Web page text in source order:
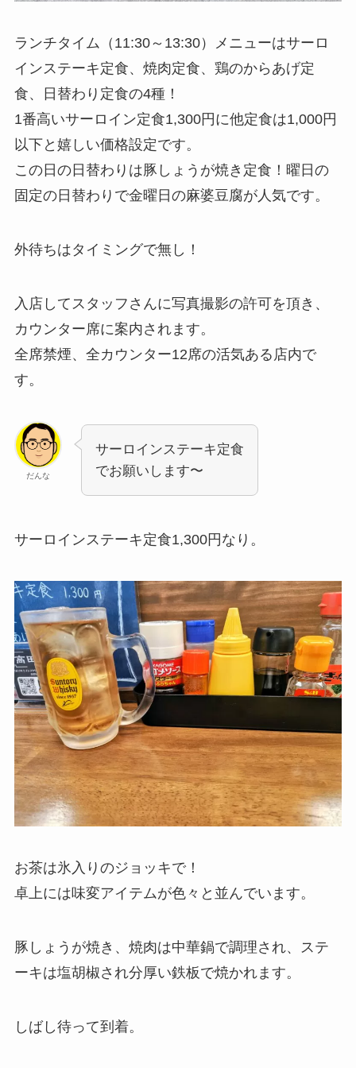
ランチタイム（11:30～13:30）メニューはサーロ
インステーキ定食、焼肉定食、鶏のからあげ定
食、日替わり定食の4種！
1番高いサーロイン定食1,300円に他定食は1,000円
以下と嬉しい価格設定です。
この日の日替わりは豚しょうが焼き定食！曜日の
固定の日替わりで金曜日の麻婆豆腐が人気です。
外待ちはタイミングで無し！
入店してスタッフさんに写真撮影の許可を頂き、
カウンター席に案内されます。
全席禁煙、全カウンター12席の活気ある店内で
す。
だんな
サーロインステーキ定食
でお願いします〜
サーロインステーキ定食1,300円なり。
お茶は氷入りのジョッキで！
卓上には味変アイテムが色々と並んでいます。
豚しょうが焼き、焼肉は中華鍋で調理され、ステ
ーキは塩胡椒され分厚い鉄板で焼かれます。
しばし待って到着。